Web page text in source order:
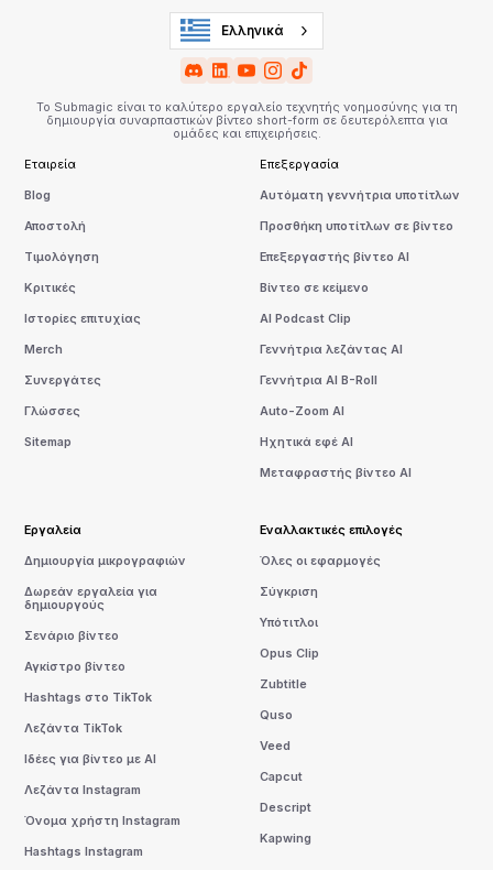
Ελληνικά
Το Submagic είναι το καλύτερο εργαλείο τεχνητής νοημοσύνης για τη
δημιουργία συναρπαστικών βίντεο short-form σε δευτερόλεπτα για
ομάδες και επιχειρήσεις.
Εταιρεία
Blog
Αποστολή
Τιμολόγηση
Κριτικές
Ιστορίες επιτυχίας
Merch
Συνεργάτες
Γλώσσες
Sitemap
Επεξεργασία
Αυτόματη γεννήτρια υποτίτλων
Προσθήκη υποτίτλων σε βίντεο
Επεξεργαστής βίντεο AI
Βίντεο σε κείμενο
AI Podcast Clip
Γεννήτρια λεζάντας AI
Γεννήτρια AI B-Roll
Auto-Zoom AI
Ηχητικά εφέ AI
Μεταφραστής βίντεο AI
Εργαλεία
Δημιουργία μικρογραφιών
Δωρεάν εργαλεία για
δημιουργούς
Σενάριο βίντεο
Αγκίστρο βίντεο
Hashtags στο TikTok
Λεζάντα TikTok
Ιδέες για βίντεο με AI
Λεζάντα Instagram
Όνομα χρήστη Instagram
Hashtags Instagram
Εναλλακτικές επιλογές
Όλες οι εφαρμογές
Σύγκριση
Υπότιτλοι
Opus Clip
Zubtitle
Quso
Veed
Capcut
Descript
Kapwing